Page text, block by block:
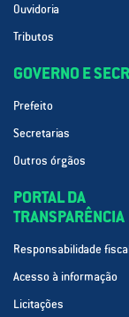
Ouvidoria
Tributos
GOVERNO E
Prefeito
Secretarias
Outros órgãos
PORTAL DA
TRANSPARÊNCIA
Responsabilidade
Acesso à informação
Licitações